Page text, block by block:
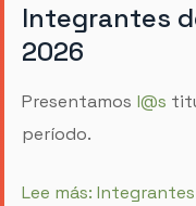
Integrantes
2026
Presentamos l@s
período.
Lee más: